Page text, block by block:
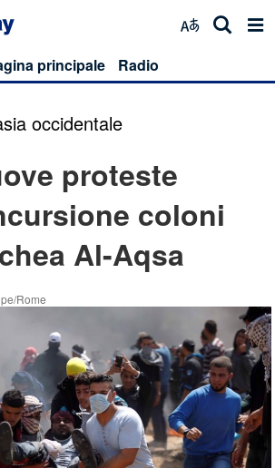
principale Radio
occidentale
proteste
coloni
Al-Aqsa
Rome